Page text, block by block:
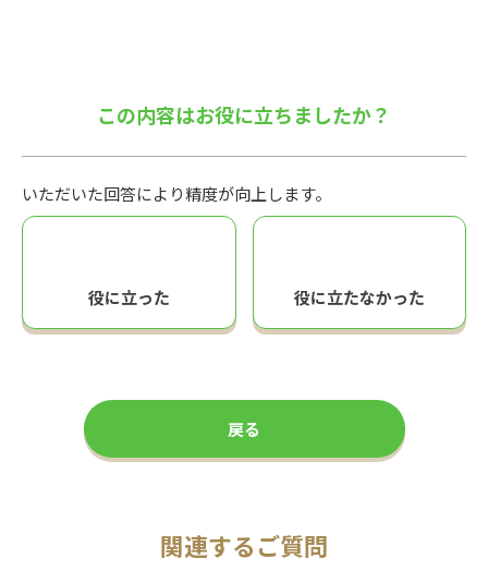
この内容はお役に立ちましたか？
いただいた回答により精度が向上します。
役に立った 役に立たなかった
戻る
関連するご質問